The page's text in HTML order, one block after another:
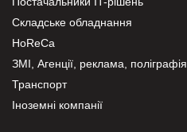
Складське обладнання
HoReCa
ЗМІ, Агенції, реклама, поліграфія
Транспорт
Іноземні компанії